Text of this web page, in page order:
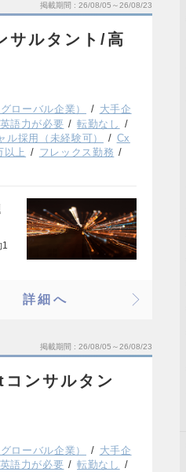
掲載期間 26/08/05～26/08/23
サルタント/高
ローバル企業）
大手企
英語力が必要
転勤なし
ル採用（未経験可）
Cx
以上
フレックス勤務
詳細へ
掲載期間 26/08/05～26/08/23
ンサルタン
ローバル企業）
大手企
英語力が必要
転勤なし